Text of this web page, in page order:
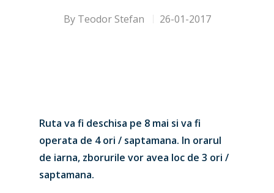
By Teodor Stefan 26-01-2017
Ruta va fi deschisa pe 8 mai si va fi
operata de 4 ori / saptamana. In orarul
de iarna, zborurile vor avea loc de 3 ori /
saptamana.